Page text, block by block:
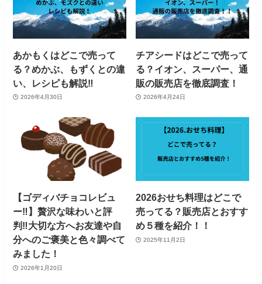
あかもくはどこで売って
る？めかぶ、もずくとの違
い、レシピも解説‼
2026年4月30日
チアシードはどこで売って
る？イオン、スーパー、通
販の販売店を徹底調査！
2026年4月24日
【ゴディバチョコレビュ
ー‼】贅沢な味わいと評
判‼大切な方へお友達や自
分へのご褒美と色々調べて
みました！
2026年1月20日
2026おせち料理はどこで
売ってる？販売店とおすす
め５種を紹介！！
2025年11月2日